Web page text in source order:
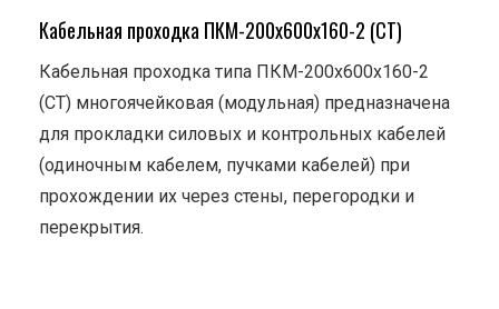
Кабельная проходка ПКМ-200х600х160-2 (СТ)
Кабельная проходка типа ПКМ-200х600х160-2
(СТ) многоячейковая (модульная) предназначена
для прокладки силовых и контрольных кабелей
(одиночным кабелем, пучками кабелей) при
прохождении их через стены, перегородки и
перекрытия.